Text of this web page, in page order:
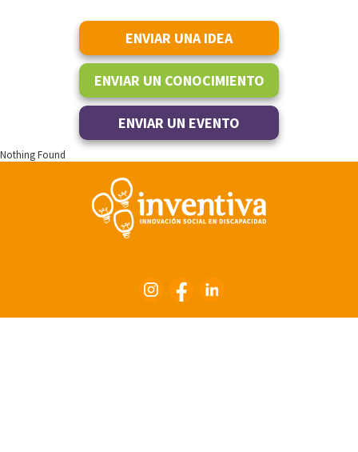
ENVIAR UNA IDEA
ENVIAR UN CONOCIMIENTO
ENVIAR UN EVENTO
Nothing Found